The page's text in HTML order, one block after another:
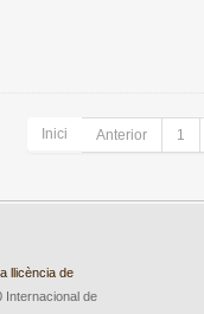
Inici Anterior 1
llicència de
Internacional de